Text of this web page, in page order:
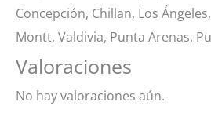
Concepción, Chillan, Los
Montt, Valdivia, Punta Arenas,
Valoraciones
No hay valoraciones aún.